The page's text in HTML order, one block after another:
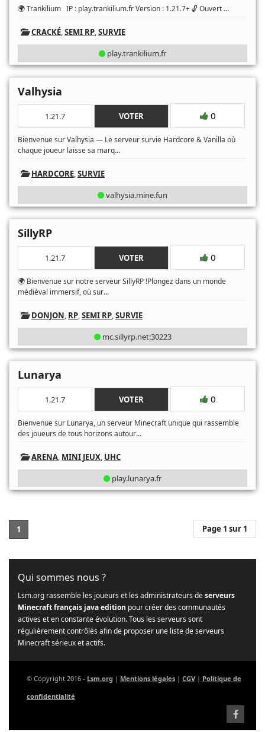
🌍 Trankilium IP : play.trankilium.fr Version : 1.21.7+ 🔓 Ouvert ...
CRACKÉ,SEMI RP,SURVIE
play.trankilium.fr
Valhysia
1.21.7 VOTER 0
Bienvenue sur Valhysia — Le serveur survie Hardcore & Vanilla où
chaque joueur laisse sa marq...
HARDCORE,SURVIE
valhysia.mine.fun
SillyRP
1.21.7 VOTER 0
🌍 Bienvenue sur notre serveur SillyRP !Plongez dans un monde
médiéval immersif, où sur...
DONJON, RP,SEMI RP,SURVIE
mc.sillyrp.net:30223
Lunarya
1.21.7 VOTER 0
Bienvenue sur Lunarya, un serveur Minecraft unique qui rassemble
des joueurs de tous horizons autour...
ARENA, MINI JEUX, UHC
play.lunarya.fr
1 Page 1 sur 1
Qui sommes nous ?
Lsm.org rassemble les joueurs et les administrateurs deserveurs
Minecraft français java edition pour créer des communautés
actives et en constante évolution. Tous les serveurs sont
régulièrement contrôlés afin de proposer une liste de serveurs
Minecraft sérieux et actifs.
© Copyright 2016 - Lsm.org | Mentions légales | CGV | Politique de
confidentialité